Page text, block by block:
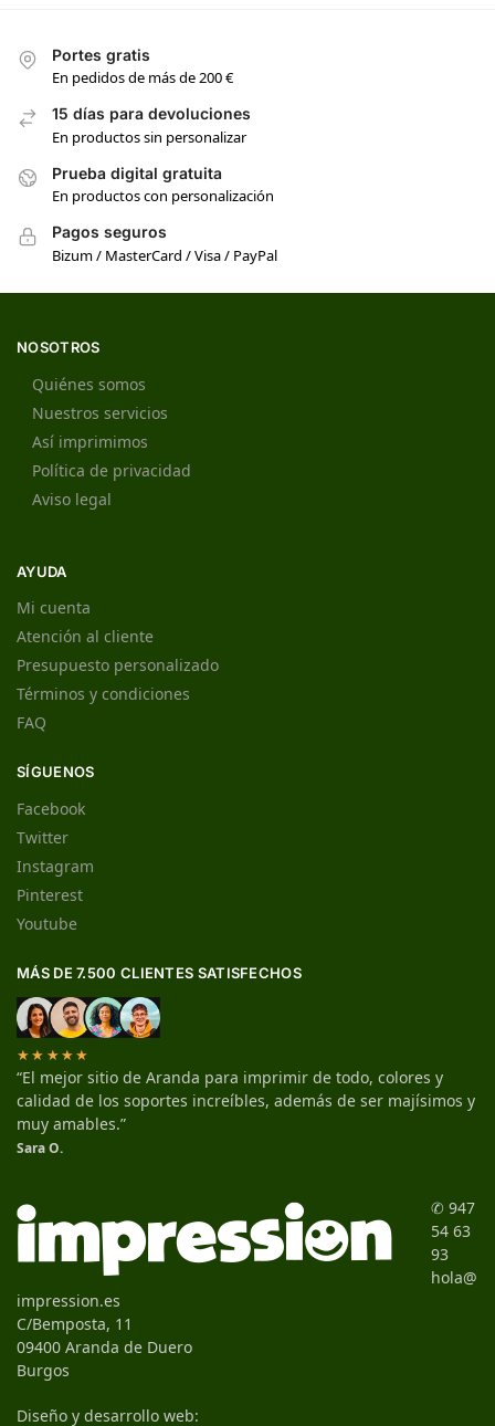
Portes gratis
En pedidos de más de 200 €
15 días para devoluciones
En productos sin personalizar
Prueba digital gratuita
En productos con personalización
Pagos seguros
Bizum / MasterCard / Visa / PayPal
NOSOTROS
Quiénes somos
Nuestros servicios
Así imprimimos
Política de privacidad
Aviso legal
AYUDA
Mi cuenta
Atención al cliente
Presupuesto personalizado
Términos y condiciones
FAQ
SÍGUENOS
Facebook
Twitter
Instagram
Pinterest
Youtube
MÁS DE 7.500 CLIENTES SATISFECHOS
★★★★★
“El mejor sitio de Aranda para imprimir de todo, colores y
calidad de los soportes increíbles, además de ser majísimos y
muy amables.”
Sara O.
✆ 947
54 63
93
hola@
impression.es
C/Bemposta, 11
09400 Aranda de Duero
Burgos
Diseño y desarrollo web: